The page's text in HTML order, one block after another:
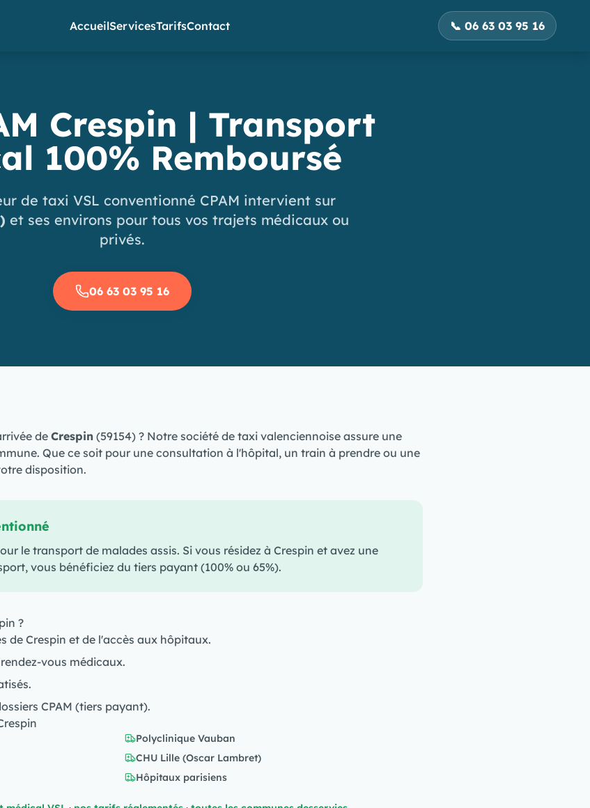
AccueilServicesTarifsContact 📞 06 63 03 95 16
Crespin | Transport
100% Remboursé
de taxi VSL conventionné CPAM intervient sur
et ses environs pour tous vos trajets médicaux ou
privés.
06 63 03 95 16
de Crespin (59154) ? Notre société de taxi valenciennoise assure une
Que ce soit pour une consultation à l'hôpital, un train à prendre ou une
disposition.
le transport de malades assis. Si vous résidez à Crespin et avez une
vous bénéficiez du tiers payant (100% ou 65%).
?
de Crespin et de l'accès aux hôpitaux.
vous médicaux.
CPAM (tiers payant).
Polyclinique Vauban
CHU Lille (Oscar Lambret)
Hôpitaux parisiens